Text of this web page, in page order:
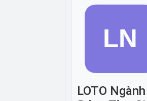
sách thiết bị LOTO
trì lò nung, máy
LOTO